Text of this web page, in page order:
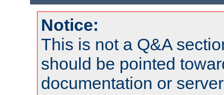
Notice:
This is not a Q&A
should be pointed
documentation or